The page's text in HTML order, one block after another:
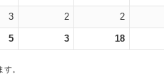
3 2 2
5 3 18
。